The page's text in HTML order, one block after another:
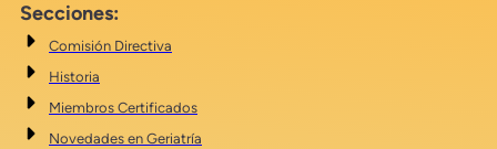
Secciones:
Comisión Directiva
Historia
Miembros Certificados
Novedades en Geriatría